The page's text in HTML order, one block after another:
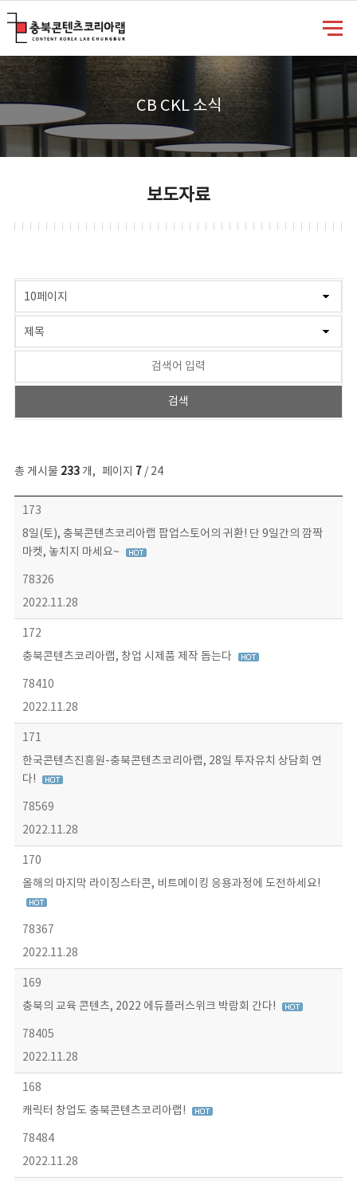
CB CKL 소식
보도자료
총 게시물 233개, 페이지 7 / 24
보도자료 목록 - 번호, 제목, 작성자, 파일, 조회수, 작성일 정보 제공
173
8일(토), 충북콘텐츠코리아랩 팝업스토어의 귀환! 단 9일간의 깜짝
마켓, 놓치지 마세요~
78326
2022.11.28
172
충북콘텐츠코리아랩, 창업 시제품 제작 돕는다
78410
2022.11.28
171
한국콘텐츠진흥원-충북콘텐츠코리아랩, 28일 투자유치 상담회 연
다!
78569
2022.11.28
170
올해의 마지막 라이징스타콘, 비트메이킹 응용과정에 도전하세요!
78367
2022.11.28
169
충북의 교육 콘텐츠, 2022 에듀플러스위크 박람회 간다!
78405
2022.11.28
168
캐릭터 창업도 충북콘텐츠코리아랩!
78484
2022.11.28